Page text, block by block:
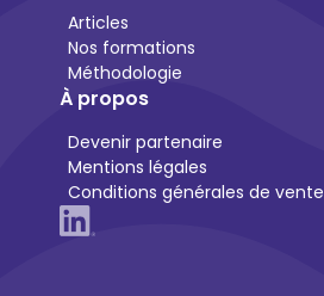
Articles
Nos formations
Méthodologie
À propos
Devenir partenaire
Mentions légales
Conditions générales de vente